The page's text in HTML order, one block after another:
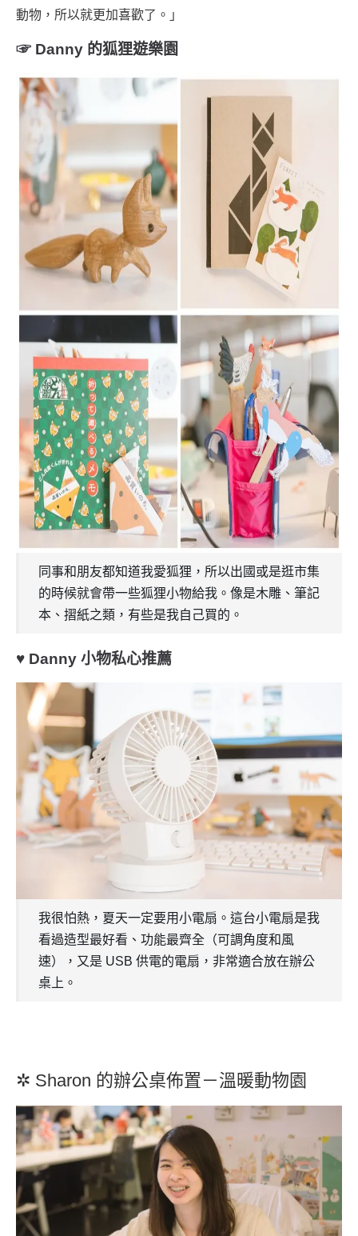
動物，所以就更加喜歡了。」
☞ Danny 的狐狸遊樂園
同事和朋友都知道我愛狐狸，所以出國或是逛市集
的時候就會帶一些狐狸小物給我。像是木雕、筆記
本、摺紙之類，有些是我自己買的。
♥ Danny 小物私心推薦
我很怕熱，夏天一定要用小電扇。這台小電扇是我
看過造型最好看、功能最齊全（可調角度和風
速），又是 USB 供電的電扇，非常適合放在辦公
桌上。
✲ Sharon 的辦公桌佈置－溫暖動物園